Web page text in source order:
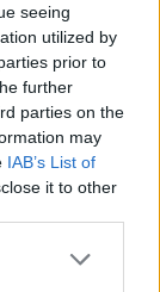
seeing
utilized by
prior to
further
parties on the
may
IAB’s List of
it to other
Google
μαζί με
και τον
την
που
κοπέλα
Τιτανικός